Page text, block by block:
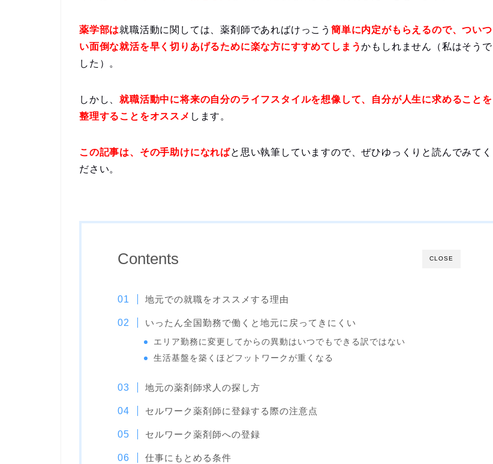
薬学部は就職活動に関しては、薬剤師であればけっこう簡単に内定がもらえるので、ついつ
い面倒な就活を早く切りあげるために楽な方にすすめてしまうかもしれません（私はそうで
した）。
しかし、就職活動中に将来の自分のライフスタイルを想像して、自分が人生に求めることを
整理することをオススメ します。
この記事は、その手助けになればと思い執筆していますので、ぜひゆっくりと読んでみてく
ださい。
CLOSE
Contents
地元での就職をオススメする理由
いったん全国勤務で働くと地元に戻ってきにくい
エリア勤務に変更してからの異動はいつでもできる訳ではない
生活基盤を築くほどフットワークが重くなる
地元の薬剤師求人の探し方
セルワーク薬剤師に登録する際の注意点
セルワーク薬剤師への登録
仕事にもとめる条件